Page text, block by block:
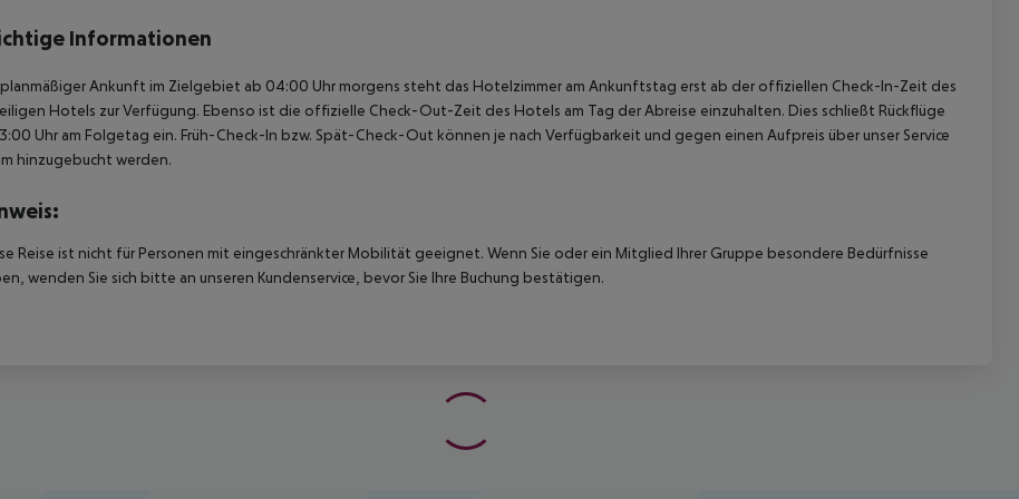
Informationen
planmäßiger Ankunft im Zielgebiet ab 04:00 Uhr morgens steht das Hotelzimmer am Ankunftstag erst ab der offiziellen Check-In-Zeit des
Hotels zur Verfügung. Ebenso ist die offizielle Check-Out-Zeit des Hotels am Tag der Abreise einzuhalten. Dies schließt Rückflüge
Uhr am Folgetag ein. Früh-Check-In bzw. Spät-Check-Out können je nach Verfügbarkeit und gegen einen Aufpreis über unser Service
hinzugebucht werden.
Reise ist nicht für Personen mit eingeschränkter Mobilität geeignet. Wenn Sie oder ein Mitglied Ihrer Gruppe besondere Bedürfnisse
wenden Sie sich bitte an unseren Kundenservice, bevor Sie Ihre Buchung bestätigen.